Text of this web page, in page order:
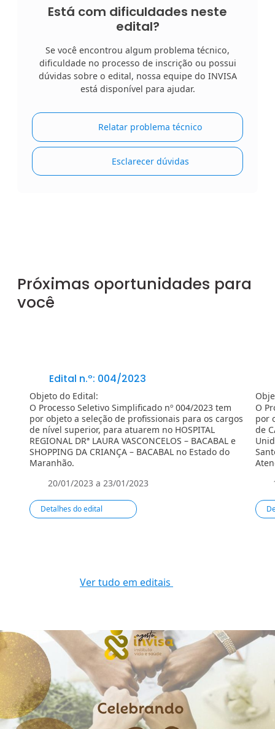
Está com dificuldades neste
edital?
Se você encontrou algum problema técnico,
dificuldade no processo de inscrição ou possui
dúvidas sobre o edital, nossa equipe do INVISA
está disponível para ajudar.
Relatar problema técnico
Esclarecer dúvidas
Próximas oportunidades para
você
Edital n.º: 004/2023
Objeto do Edital:
O Processo Seletivo Simplificado nº 004/2023 tem
por objeto a seleção de profissionais para os cargos
de ní­vel superior, para atuarem no HOSPITAL
REGIONAL DRª LAURA VASCONCELOS – BACABAL e
SHOPPING DA CRIANÇA – BACABAL no Estado do
Maranhão.
20/01/2023 a 23/01/2023
Detalhes do edital
O
por
de
Ver tudo em editais